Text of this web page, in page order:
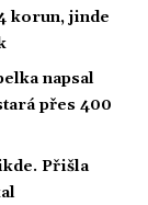
korun, jinde
napsal
přes 400
Přišla